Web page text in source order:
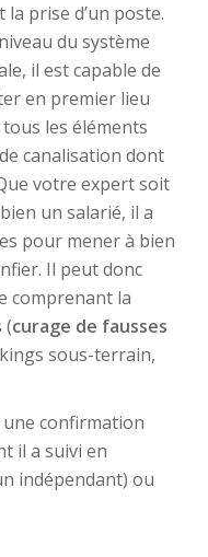
prise d’un poste.
du système
il est capable de
en premier lieu
les éléments
canalisation dont
votre expert soit
un salarié, il a
pour mener à bien
Il peut donc
comprenant la
(curage de fausses
sous-terrain,
confirmation
il a suivi en
indépendant) ou